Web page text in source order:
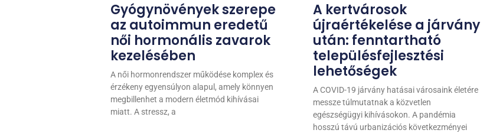
Gyógynövények szerepe
az autoimmun eredetű
női hormonális zavarok
kezelésében
A női hormonrendszer működése komplex és
érzékeny egyensúlyon alapul, amely könnyen
megbillenhet a modern életmód kihívásai
miatt. A stressz, a
A kertvárosok
újraértékelése a járvány
után: fenntartható
településfejlesztési
lehetőségek
A COVID-19 járvány hatásai városaink életére
messze túlmutatnak a közvetlen
egészségügyi kihívásokon. A pandémia
hosszú távú urbanizációs következményei